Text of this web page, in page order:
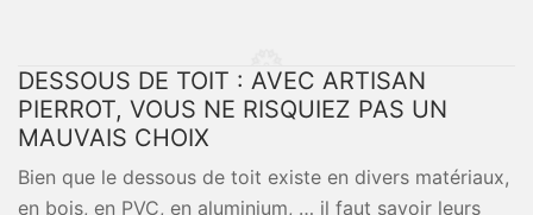
DESSOUS DE TOIT : AVEC ARTISAN
PIERROT, VOUS NE RISQUIEZ PAS UN
MAUVAIS CHOIX
Bien que le dessous de toit existe en divers matériaux,
en bois, en PVC, en aluminium, … il faut savoir leurs